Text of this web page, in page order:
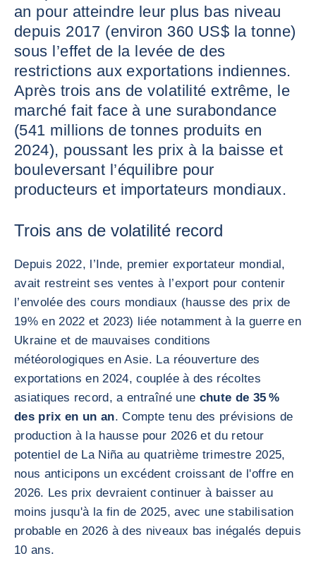
an pour atteindre leur plus bas niveau
depuis 2017 (environ 360 US$ la tonne)
sous l’effet de la levée de des
restrictions aux exportations indiennes.
Après trois ans de volatilité extrême, le
marché fait face à une surabondance
(541 millions de tonnes produits en
2024), poussant les prix à la baisse et
bouleversant l’équilibre pour
producteurs et importateurs mondiaux.
Trois ans de volatilité record
Depuis 2022, l’Inde, premier exportateur mondial,
avait restreint ses ventes à l’export pour contenir
l’envolée des cours mondiaux (hausse des prix de
19% en 2022 et 2023) liée notamment à la guerre en
Ukraine et de mauvaises conditions
météorologiques en Asie. La réouverture des
exportations en 2024, couplée à des récoltes
asiatiques record, a entraîné une chute de 35 %
des prix en un an. Compte tenu des prévisions de
production à la hausse pour 2026 et du retour
potentiel de La Niña au quatrième trimestre 2025,
nous anticipons un excédent croissant de l'offre en
2026. Les prix devraient continuer à baisser au
moins jusqu'à la fin de 2025, avec une stabilisation
probable en 2026 à des niveaux bas inégalés depuis
10 ans.